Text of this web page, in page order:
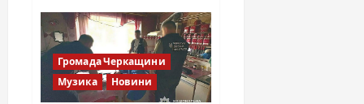
Drift
Team:
перша
мілітарі
дрифт-
команда
України
Громада Черкащини
Музика
Новини